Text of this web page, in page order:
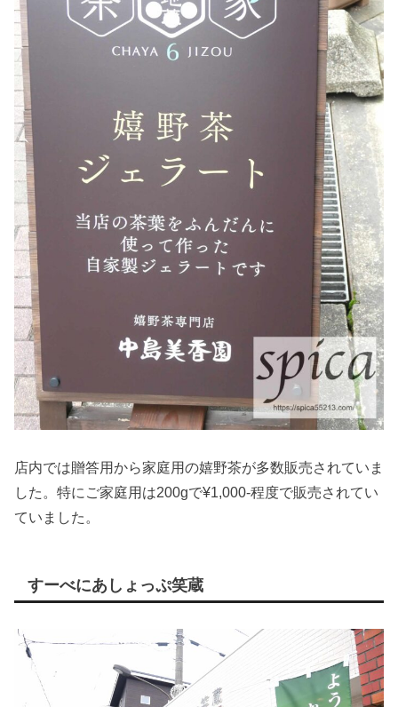
店内では贈答用から家庭用の嬉野茶が多数販売されていま
した。特にご家庭用は200gで¥1,000-程度で販売されてい
ていました。
すーべにあしょっぷ笑蔵